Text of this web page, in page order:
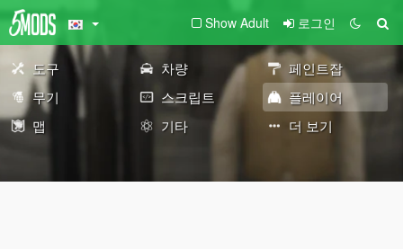
Show Adult 로그인
도구 차량
페인트잡
무기
스크립트
플레이어
맵
기타 더 보기